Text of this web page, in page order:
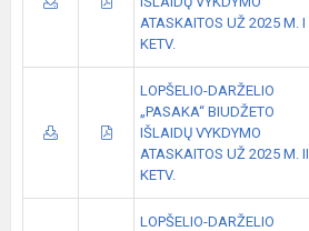
ATASKAITOS UŽ 2025 M. I
KETV.
LOPŠELIO-DARŽELIO
„PASAKA“ BIUDŽETO
IŠLAIDŲ VYKDYMO
ATASKAITOS UŽ 2025 M. II
KETV.
LOPŠELIO-DARŽELIO